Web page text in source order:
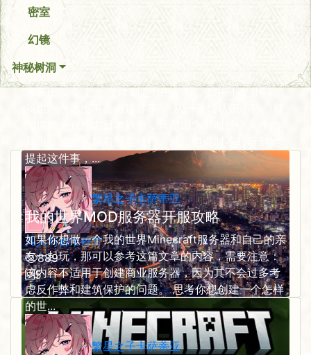
密室
幻镜
神秘树洞
在日出国度的似梦迷离
准备出发 这是一次计划之外的旅行，如果不是小猫，
提起这件事，...
繁星之子卡萨蒂亚
凡人与都市碎片
889
5
我的世界MOD服务器开服攻略
如果你想做一个我的世界Minecraft服务器和自己的亲
友一起玩，那可以参考这篇文章的内容，需要注意：
该内容不适用于创建商业服务器，因为其不会过多考
虑反作弊和建筑保护的问题。 思考你想创建一个怎样
的世...
繁星之子卡萨蒂亚